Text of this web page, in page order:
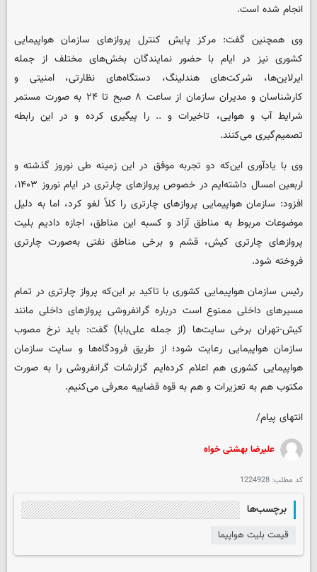
انجام شده است.
وی همچنین گفت:‌ مرکز پایش کنترل پروازهای سازمان هواپیمایی
کشوری نیز در ایام با حضور نمایندگان بخش‌های مختلف از جمله
ایرلاین‌ها، شرکت‌های هندلینگ،‌ دستگاه‌های نظارتی، امنیتی و
کارشناسان و مدیران سازمان از ساعت ۸ صبح تا ۲۴ به صورت مستمر
شرایط آب و هوایی، تاخیرات و .. را پیگیری کرده و در این رابطه
تصمیم‌گیری می‌کنند.
وی با یادآوری این‌که دو تجربه موفق در این زمینه طی نوروز گذشته و
اربعین امسال داشته‌ایم در خصوص پروازهای چارتری در ایام نوروز ۱۴۰۳،
افزود: سازمان هواپیمایی پروازهای چارتری را کلاً لغو کرد، اما به دلیل
موضوعات مربوط به مناطق آزاد و کسبه این مناطق، اجازه دادیم بلیت
پروازهای چارتری کیش، قشم و برخی مناطق نفتی به‌صورت چارتری
فروخته شود.
رئیس سازمان هواپیمایی کشوری با تاکید بر این‌که پرواز چارتری در تمام
مسیرهای داخلی ممنوع است درباره گرانفروشی پروازهای داخلی مانند
کیش-تهران برخی سایت‌ها (از جمله علی‌بابا) گفت: باید نرخ مصوب
سازمان هواپیمایی رعایت شود؛ از طریق فرودگاه‌ها و سایت سازمان
هواپیمایی کشوری هم اعلام کرده‌ایم گزارشات گرانفروشی را به صورت
مکتوب هم به تعزیرات و هم به قوه قضاییه معرفی می‌کنیم.
انتهای پیام/
علیرضا بهشتی خواه
کد مطلب: 1224928
برچسب‌ها
قیمت بلیت هواپیما